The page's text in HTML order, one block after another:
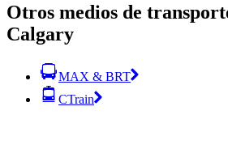
Otros medios de
Calgary
MAX & BRT
CTrain